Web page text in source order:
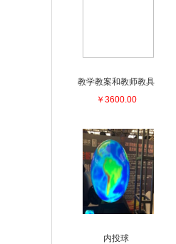
教学教案和教师教具
￥3600.00
内投球